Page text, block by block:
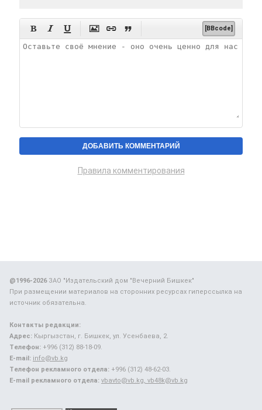
      [BBcode]
Правила комментирования
@1996-2026ЗАО "Издательский дом "Вечерний Бишкек"
При размещении материалов на сторонних ресурсах гиперссылка на
источник обязательна.
Контакты редакции:
Адрес: Кыргызстан, г. Бишкек, ул. Усенбаева, 2.
Телефон: +996 (312) 88-18-09.
E-mail: info@vb.kg
Телефон рекламного отдела: +996 (312) 48-62-03.
E-mail рекламного отдела: vbavto@vb.kg, vb48k@vb.kg